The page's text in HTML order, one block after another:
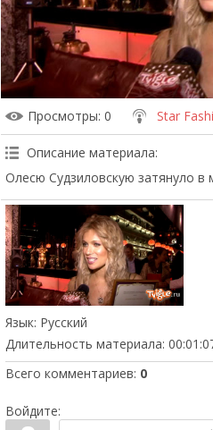
Просмотры: 0 Star
Описание материала:
Олесю Судзиловскую затянуло в
Язык: Русский
Длительность материала:
Всего комментариев: 0
Войдите: